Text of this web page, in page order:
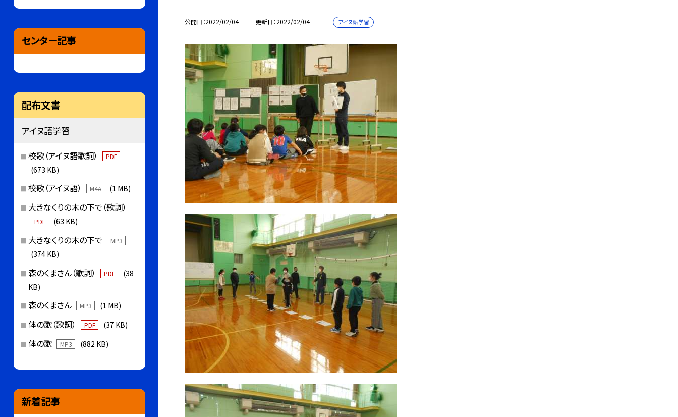
公開日 2022/02/04 更新日 2022/02/04 アイヌ語学習
センター記事
配布文書
アイヌ語学習
校歌（アイヌ語歌詞） PDF
(673 KB)
校歌（アイヌ語） M4A (1 MB)
大きなくりの木の下で（歌詞）
PDF (63 KB)
大きなくりの木の下で MP3
(374 KB)
森のくまさん（歌詞） PDF
(38
KB)
森のくまさん MP3 (1 MB)
体の歌（歌詞） PDF (37 KB)
体の歌 MP3 (882 KB)
新着記事